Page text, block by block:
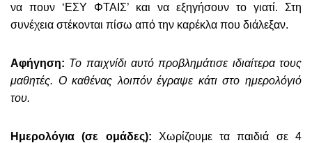
να πουν ‘ΕΣΥ ΦΤΑΙΣ’ και να εξηγήσουν το γιατί. Στη
συνέχεια στέκονται πίσω από την καρέκλα που διάλεξαν.
Αφήγηση: Το παιχνίδι αυτό προβλημάτισε ιδιαίτερα τους
μαθητές. Ο καθένας λοιπόν έγραψε κάτι στο ημερολόγιό
του.
Ημερολόγια (σε ομάδες): Χωρίζουμε τα παιδιά σε 4